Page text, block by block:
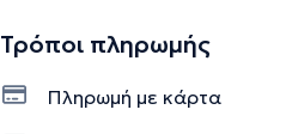
Τρόποι πληρωμής
Πληρωμή με κάρτα